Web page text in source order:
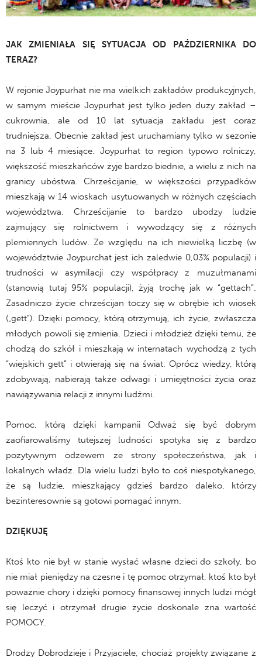
JAK ZMIENIAŁA SIĘ SYTUACJA OD PAŹDZIERNIKA DO
TERAZ?
W rejonie Joypurhat nie ma wielkich zakładów produkcyjnych,
w samym mieście Joypurhat jest tylko jeden duży zakład –
cukrownia, ale od 10 lat sytuacja zakładu jest coraz
trudniejsza. Obecnie zakład jest uruchamiany tylko w sezonie
na 3 lub 4 miesiące. Joypurhat to region typowo rolniczy,
większość mieszkańców żyje bardzo biednie, a wielu z nich na
granicy ubóstwa. Chrześcijanie, w większości przypadków
mieszkają w 14 wioskach usytuowanych w różnych częściach
województwa. Chrześcijanie to bardzo ubodzy ludzie
zajmujący się rolnictwem i wywodzący się z różnych
plemiennych ludów. Ze względu na ich niewielką liczbę (w
województwie Joypurchat jest ich zaledwie 0,03% populacji) i
trudności w asymilacji czy współpracy z muzułmanami
(stanowią tutaj 95% populacji), żyją trochę jak w “gettach”.
Zasadniczo życie chrześcijan toczy się w obrębie ich wiosek
(„gett”). Dzięki pomocy, którą otrzymują, ich życie, zwłaszcza
młodych powoli się zmienia. Dzieci i młodzież dzięki temu, że
chodzą do szkół i mieszkają w internatach wychodzą z tych
“wiejskich gett” i otwierają się na świat. Oprócz wiedzy, którą
zdobywają, nabierają także odwagi i umiejętności życia oraz
nawiązywania relacji z innymi ludźmi.
Pomoc, którą dzięki kampanii Odważ się być dobrym
zaofiarowaliśmy tutejszej ludności spotyka się z bardzo
pozytywnym odzewem ze strony społeczeństwa, jak i
lokalnych władz. Dla wielu ludzi było to coś niespotykanego,
że są ludzie, mieszkający gdzieś bardzo daleko, którzy
bezinteresownie są gotowi pomagać innym.
DZIĘKUJĘ
Ktoś kto nie był w stanie wysłać własne dzieci do szkoły, bo
nie miał pieniędzy na czesne i tę pomoc otrzymał, ktoś kto był
poważnie chory i dzięki pomocy finansowej innych ludzi mógł
się leczyć i otrzymał drugie życie doskonale zna wartość
POMOCY.
Drodzy Dobrodzieje i Przyjaciele, chociaż projekty związane z